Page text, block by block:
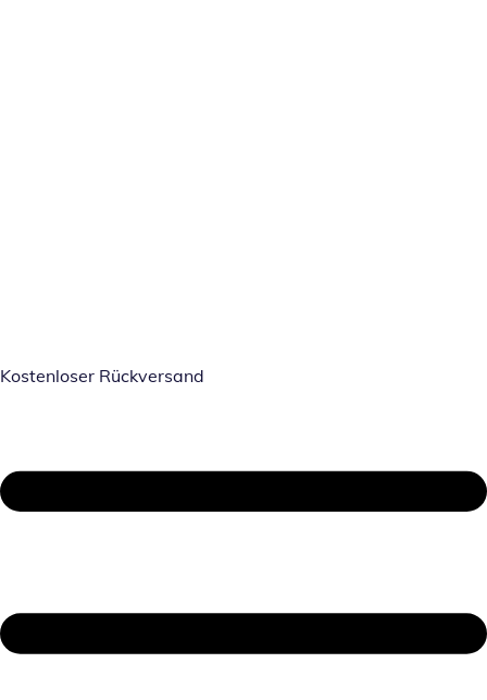
Kostenloser Rückversand